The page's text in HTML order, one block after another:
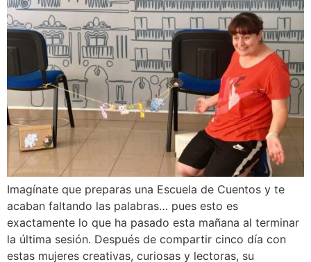
Imagínate que preparas una Escuela de Cuentos y te
acaban faltando las palabras… pues esto es
exactamente lo que ha pasado esta mañana al terminar
la última sesión. Después de compartir cinco día con
estas mujeres creativas, curiosas y lectoras, su